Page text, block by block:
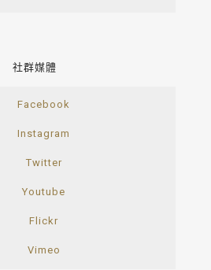
社群媒體
Facebook
Instagram
Twitter
Youtube
Flickr
Vimeo